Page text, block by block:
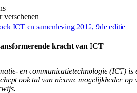
verschenen
ICT en samenleving 2012, 9de editie
kracht van ICT
en communicatietechnologie (ICT) is
ook tal van nieuwe mogelijkheden op